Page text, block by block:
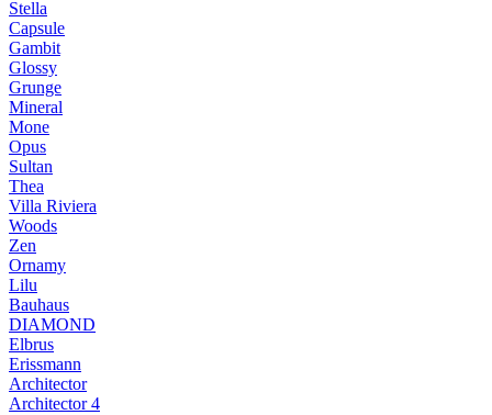
Stella
Capsule
Gambit
Glossy
Grunge
Mineral
Mone
Opus
Sultan
Thea
Villa Riviera
Woods
Zen
Ornamy
Lilu
Bauhaus
DIAMOND
Elbrus
Erissmann
Architector
Architector 4